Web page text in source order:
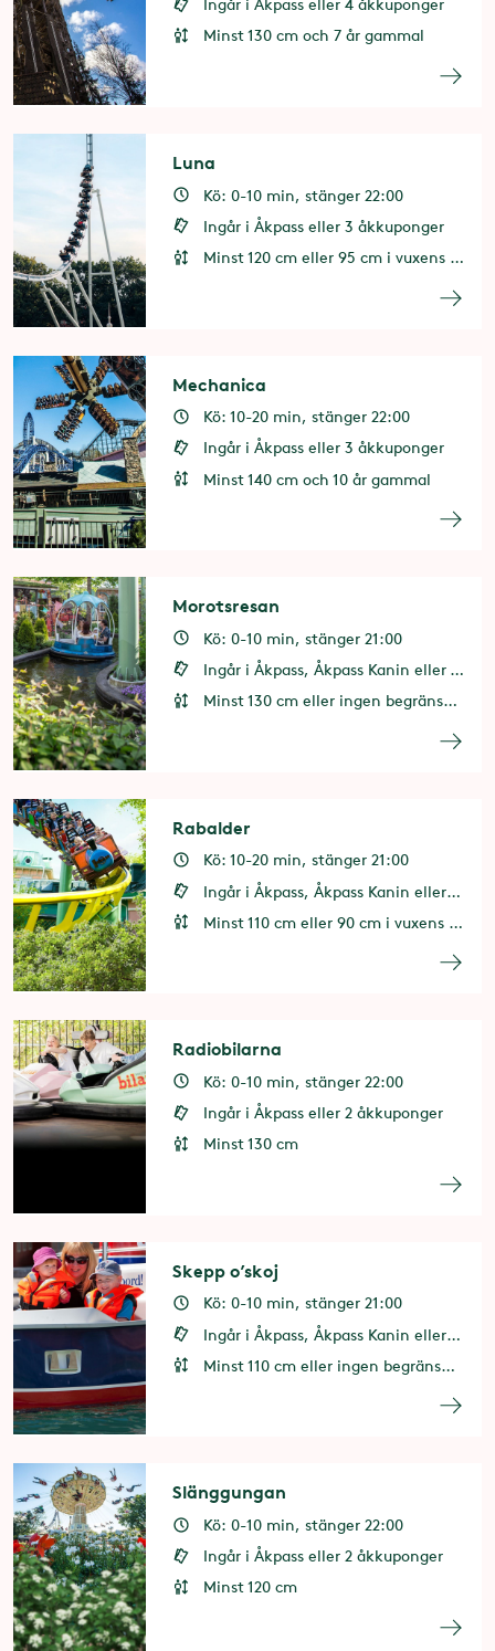
Ingår i Åkpass eller 4 åkkuponger
Minst 130 cm och 7 år gammal
Luna
Kö: 0-10 min, stänger 22:00
Ingår i Åkpass eller 3 åkkuponger
Minst 120 cm eller 95 cm i vuxens sällskap. Minst 6 år eller 3 år i vuxens sällskap.
Mechanica
Kö: 10-20 min, stänger 22:00
Ingår i Åkpass eller 3 åkkuponger
Minst 140 cm och 10 år gammal
Morotsresan
Kö: 0-10 min, stänger 21:00
Ingår i Åkpass, Åkpass Kanin eller 1 åkkupong
Minst 130 cm eller ingen begränsning i vuxens sällskap
Rabalder
Kö: 10-20 min, stänger 21:00
Ingår i Åkpass, Åkpass Kanin eller 2 åkkuponger
Minst 110 cm eller 90 cm i vuxens sällskap
Radiobilarna
Kö: 0-10 min, stänger 22:00
Ingår i Åkpass eller 2 åkkuponger
Minst 130 cm
Skepp o’skoj
Kö: 0-10 min, stänger 21:00
Ingår i Åkpass, Åkpass Kanin eller 2 åkkuponger
Minst 110 cm eller ingen begränsning i vuxens sällskap
Slänggungan
Kö: 0-10 min, stänger 22:00
Ingår i Åkpass eller 2 åkkuponger
Minst 120 cm